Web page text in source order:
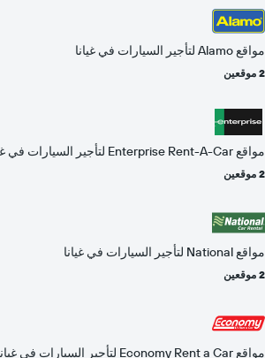
مواقع Alamo لتأجير السيارات في غيانا
2 موقعين
مواقع Enterprise Rent-A-Car لتأجير السيارات في غيانا
2 موقعين
مواقع National لتأجير السيارات في غيانا
2 موقعين
مواقع Economy Rent a Car لتأجير السيارات في غيانا